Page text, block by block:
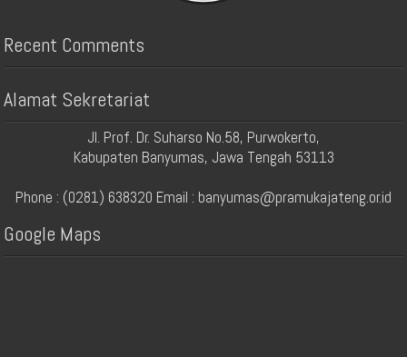
Recent Comments
Alamat Sekretariat
Jl. Prof. Dr. Suharso No.58, Purwokerto,
Kabupaten Banyumas, Jawa Tengah 53113
Phone : (0281) 638320 Email : banyumas@pramukajateng.or.id
Google Maps